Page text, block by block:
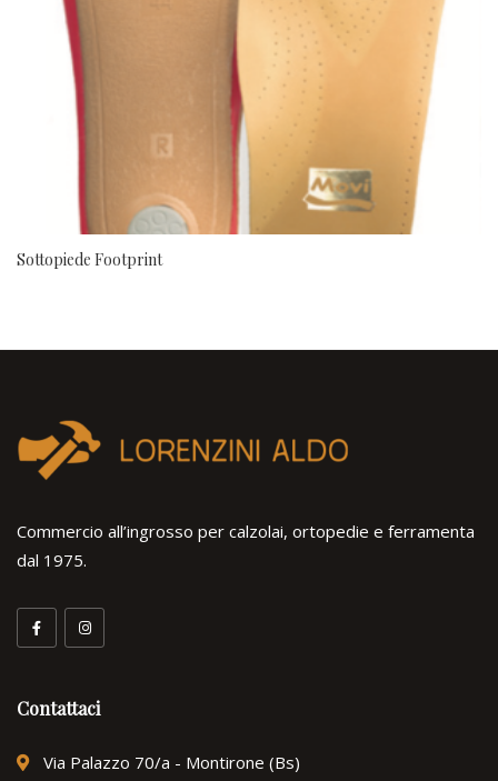
Sottopiede Footprint
Commercio all’ingrosso per calzolai, ortopedie e ferramenta
dal 1975.
Contattaci
Via Palazzo 70/a - Montirone (Bs)